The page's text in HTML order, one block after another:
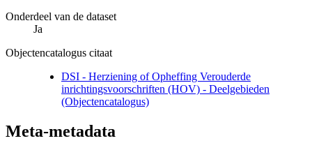
Onderdeel van de dataset
Ja
Objectencatalogus citaat
DSI - Herziening of Opheffing Verouderde
inrichtingsvoorschriften (HOV) - Deelgebieden
(Objectencatalogus)
Meta-metadata